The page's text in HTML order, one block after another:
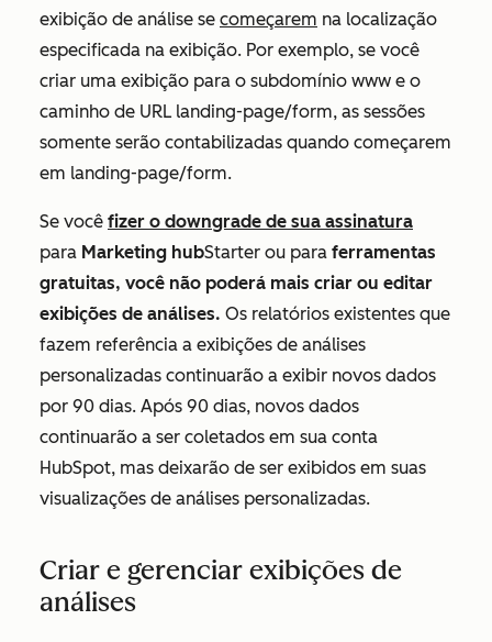
exibição de análise se começarem na localização
especificada na exibição. Por exemplo, se você
criar uma exibição para o subdomínio www e o
caminho de URL landing-page/form, as sessões
somente serão contabilizadas quando começarem
em landing-page/form.
Se você fizer o downgrade de sua assinatura
para Marketing hubStarter ou para ferramentas
gratuitas, você não poderá mais criar ou editar
exibições de análises. Os relatórios existentes que
fazem referência a exibições de análises
personalizadas continuarão a exibir novos dados
por 90 dias. Após 90 dias, novos dados
continuarão a ser coletados em sua conta
HubSpot, mas deixarão de ser exibidos em suas
visualizações de análises personalizadas.
Criar e gerenciar exibições de
análises